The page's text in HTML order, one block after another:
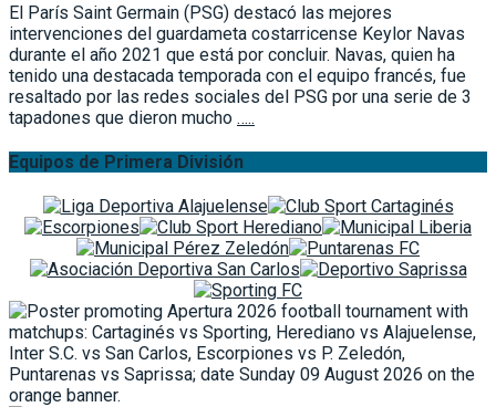
El París Saint Germain (PSG) destacó las mejores
intervenciones del guardameta costarricense Keylor Navas
durante el año 2021 que está por concluir. Navas, quien ha
tenido una destacada temporada con el equipo francés, fue
resaltado por las redes sociales del PSG por una serie de 3
tapadones que dieron mucho …..
Equipos de Primera División